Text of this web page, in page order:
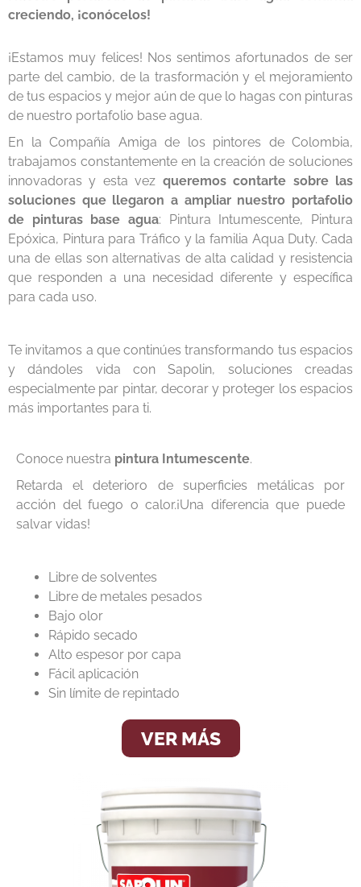
creciendo, ¡conócelos!
¡Estamos muy felices! Nos sentimos afortunados de ser
parte del cambio, de la trasformación y el mejoramiento
de tus espacios y mejor aún de que lo hagas con pinturas
de nuestro portafolio base agua.
En la Compañía Amiga de los pintores de Colombia,
trabajamos constantemente en la creación de soluciones
innovadoras y esta vez queremos contarte sobre las
soluciones que llegaron a ampliar nuestro portafolio
de pinturas base agua: Pintura Intumescente, Pintura
Epóxica, Pintura para Tráfico y la familia Aqua Duty. Cada
una de ellas son alternativas de alta calidad y resistencia
que responden a una necesidad diferente y específica
para cada uso.
Te invitamos a que continúes transformando tus espacios
y dándoles vida con Sapolin, soluciones creadas
especialmente par pintar, decorar y proteger los espacios
más importantes para ti.
Conoce nuestra pintura Intumescente.
Retarda el deterioro de superficies metálicas por
acción del fuego o calor.¡Una diferencia que puede
salvar vidas!
Libre de solventes
Libre de metales pesados
Bajo olor
Rápido secado
Alto espesor por capa
Fácil aplicación
Sin límite de repintado
VER MÁS